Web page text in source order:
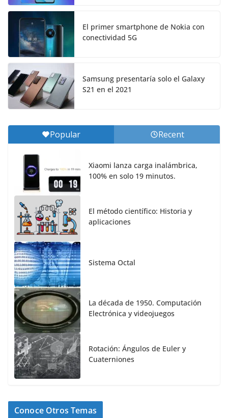
El primer smartphone de Nokia con
conectividad 5G
Samsung presentaría solo el Galaxy
S21 en el 2021
Popular Recent
Xiaomi lanza carga inalámbrica,
100% en solo 19 minutos.
El método científico: Historia y
aplicaciones
Sistema Octal
La década de 1950. Computación
Electrónica y videojuegos
Rotación: Ángulos de Euler y
Cuaterniones
Conoce Otros Temas